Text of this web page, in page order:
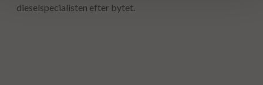
dieselspecialisten efter bytet.